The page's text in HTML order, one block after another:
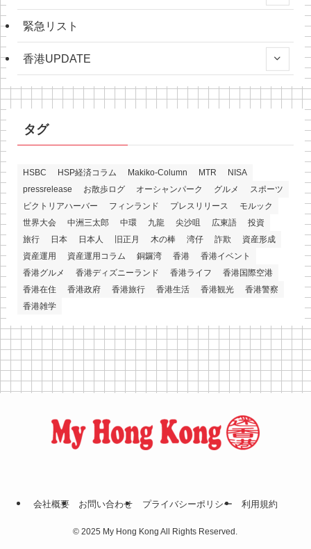
緊急リスト
香港UPDATE
タグ
HSBC HSP経済コラム Makiko-Column MTR
NISA
pressrelease
お散歩ログ オーシャンパーク グルメ
スポーツ
ビクトリアハーバー
フィンランド プレスリリース
モルック
世界大会
中洲三太郎 中環 九龍 尖沙咀 広東語
投資
旅行
日本 日本人 旧正月 木の棒 湾仔 詐欺
資産形成
資産運用
資産運用コラム 銅鑼湾 香港
香港イベント
香港グルメ
香港ディズニーランド 香港ライフ
香港国際空港
香港在住
香港政府 香港旅行 香港生活 香港観光
香港警察
香港雑学
会社概要 お問い合わせ プライバシーポリシー 利⽤規約
© 2025 My Hong Kong All Rights Reserved.